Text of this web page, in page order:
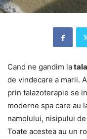
Cand ne gandim la
de vindecare a marii.
prin talazoterapie se
moderne spa care au
namolului, nisipului
Toate acestea au un